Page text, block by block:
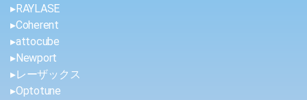
▸RAYLASE
▸Coherent
▸attocube
▸Newport
▸レーザックス
▸Optotune